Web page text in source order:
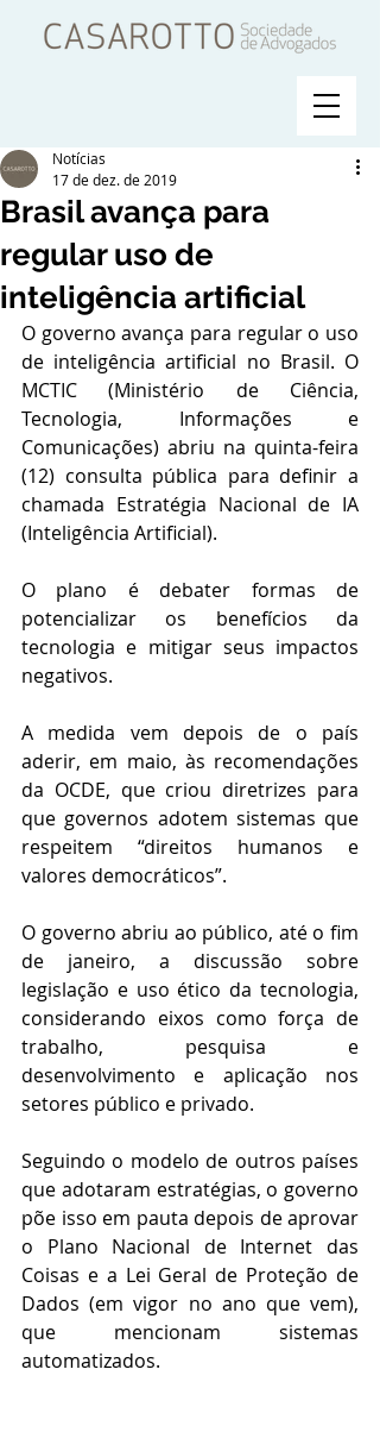
Brasil avança para
regular uso de
inteligência artificial
Notícias
17 de dez. de 2019
O governo avança para regular o uso
de inteligência artificial no Brasil. O
MCTIC (Ministério de Ciência,
Tecnologia, Informações e
Comunicações) abriu na quinta-feira
(12) consulta pública para definir a
chamada Estratégia Nacional de IA
(Inteligência Artificial).
O plano é debater formas de
potencializar os benefícios da
tecnologia e mitigar seus impactos
negativos.
A medida vem depois de o país
aderir, em maio, às recomendações
da OCDE, que criou diretrizes para
que governos adotem sistemas que
respeitem “direitos humanos e
valores democráticos”.
O governo abriu ao público, até o fim
de janeiro, a discussão sobre
legislação e uso ético da tecnologia,
considerando eixos como força de
trabalho, pesquisa e
desenvolvimento e aplicação nos
setores público e privado.
Seguindo o modelo de outros países
que adotaram estratégias, o governo
põe isso em pauta depois de aprovar
o Plano Nacional de Internet das
Coisas e a Lei Geral de Proteção de
Dados (em vigor no ano que vem),
que mencionam sistemas
automatizados.